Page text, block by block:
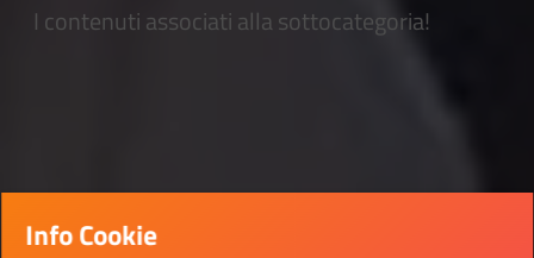
I contenuti associati alla sottocategoria!
Info Cookie